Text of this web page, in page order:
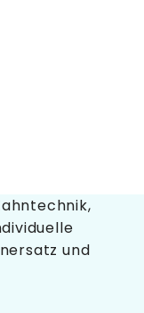
und